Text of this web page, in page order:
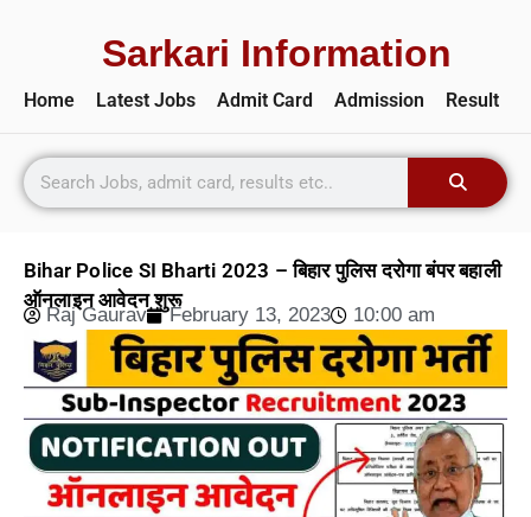
Sarkari Information
Home Latest Jobs Admit Card Admission Result
Bihar Police SI Bharti 2023 – बिहार पुलिस दरोगा बंपर बहाली
ऑनलाइन आवेदन शुरू
Raj Gaurav February 13, 2023 10:00 am